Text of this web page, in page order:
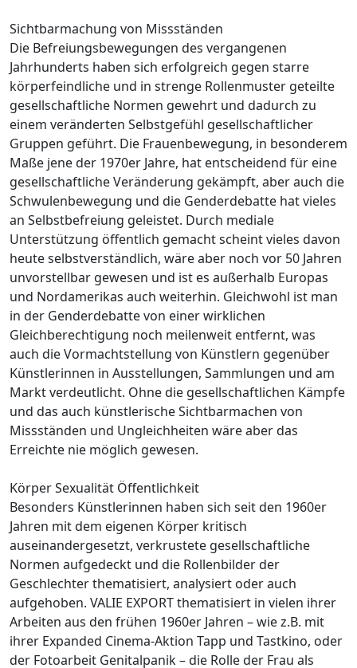
Sichtbarmachung von Missständen
Die Befreiungsbewegungen des vergangenen
Jahrhunderts haben sich erfolgreich gegen starre
körperfeindliche und in strenge Rollenmuster geteilte
gesellschaftliche Normen gewehrt und dadurch zu
einem veränderten Selbstgefühl gesellschaftlicher
Gruppen geführt. Die Frauenbewegung, in besonderem
Maße jene der 1970er Jahre, hat entscheidend für eine
gesellschaftliche Veränderung gekämpft, aber auch die
Schwulenbewegung und die Genderdebatte hat vieles
an Selbstbefreiung geleistet. Durch mediale
Unterstützung öffentlich gemacht scheint vieles davon
heute selbstverständlich, wäre aber noch vor 50 Jahren
unvorstellbar gewesen und ist es außerhalb Europas
und Nordamerikas auch weiterhin. Gleichwohl ist man
in der Genderdebatte von einer wirklichen
Gleichberechtigung noch meilenweit entfernt, was
auch die Vormachtstellung von Künstlern gegenüber
Künstlerinnen in Ausstellungen, Sammlungen und am
Markt verdeutlicht. Ohne die gesellschaftlichen Kämpfe
und das auch künstlerische Sichtbarmachen von
Missständen und Ungleichheiten wäre aber das
Erreichte nie möglich gewesen.
Körper Sexualität Öffentlichkeit
Besonders Künstlerinnen haben sich seit den 1960er
Jahren mit dem eigenen Körper kritisch
auseinandergesetzt, verkrustete gesellschaftliche
Normen aufgedeckt und die Rollenbilder der
Geschlechter thematisiert, analysiert oder auch
aufgehoben. VALIE EXPORT thematisiert in vielen ihrer
Arbeiten aus den frühen 1960er Jahren – wie z.B. mit
ihrer Expanded Cinema-Aktion Tapp und Tastkino, oder
der Fotoarbeit Genitalpanik – die Rolle der Frau als